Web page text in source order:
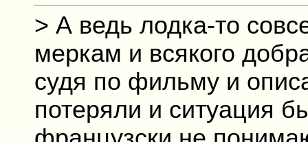
> А ведь лодка-то
меркам и всякого
судя по фильму и
потеряли и ситуация